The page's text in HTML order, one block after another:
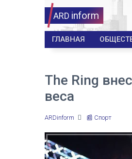
ARD inform
ГЛАВНАЯ
The Ring
веса
ARDinform 📰 Спорт